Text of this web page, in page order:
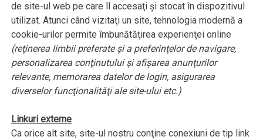
de site-ul web pe care îl accesaţi şi stocat în dispozitivul
utilizat. Atunci când vizitaţi un site, tehnologia modernă a
cookie-urilor permite îmbunătăţirea experienţei online
(reţinerea limbii preferate şi a preferinţelor de navigare,
personalizarea conţinutului şi afişarea anunţurilor
relevante, memorarea datelor de login, asigurarea
diverselor funcţionalităţi ale site-ului etc.)
Linkuri externe
Ca orice alt site, site-ul nostru conţine conexiuni de tip link